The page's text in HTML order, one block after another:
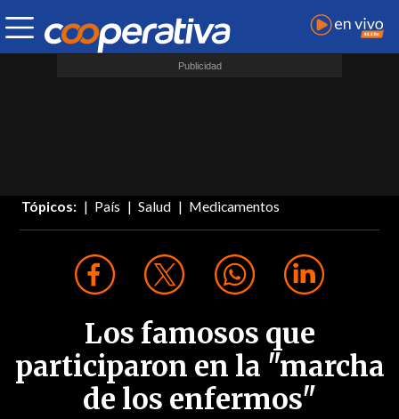
Tópicos: País Salud Medicamentos
Los famosos que
participaron en la "marcha
de los enfermos"